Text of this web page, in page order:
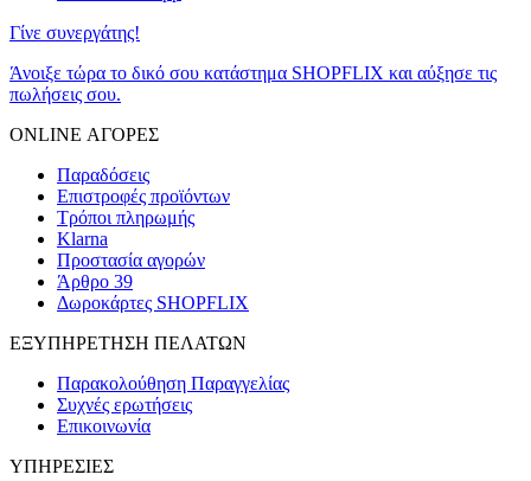
Γίνε συνεργάτης!
Άνοιξε τώρα το δικό σου κατάστημα SHOPFLIX και αύξησε τις
πωλήσεις σου.
ONLINE ΑΓΟΡΕΣ
Παραδόσεις
Επιστροφές προϊόντων
Τρόποι πληρωμής
Klarna
Προστασία αγορών
Άρθρο 39
Δωροκάρτες SHOPFLIX
ΕΞΥΠΗΡΕΤΗΣΗ ΠΕΛΑΤΩΝ
Παρακολούθηση Παραγγελίας
Συχνές ερωτήσεις
Επικοινωνία
ΥΠΗΡΕΣΙΕΣ